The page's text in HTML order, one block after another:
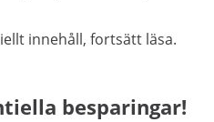
innehåll, fortsätt läsa.
besparingar!